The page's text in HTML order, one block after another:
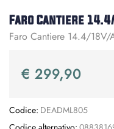
Faro Cantiere 14.4/
Faro Cantiere 14.4/
€ 299,90
Codice: DEADML805